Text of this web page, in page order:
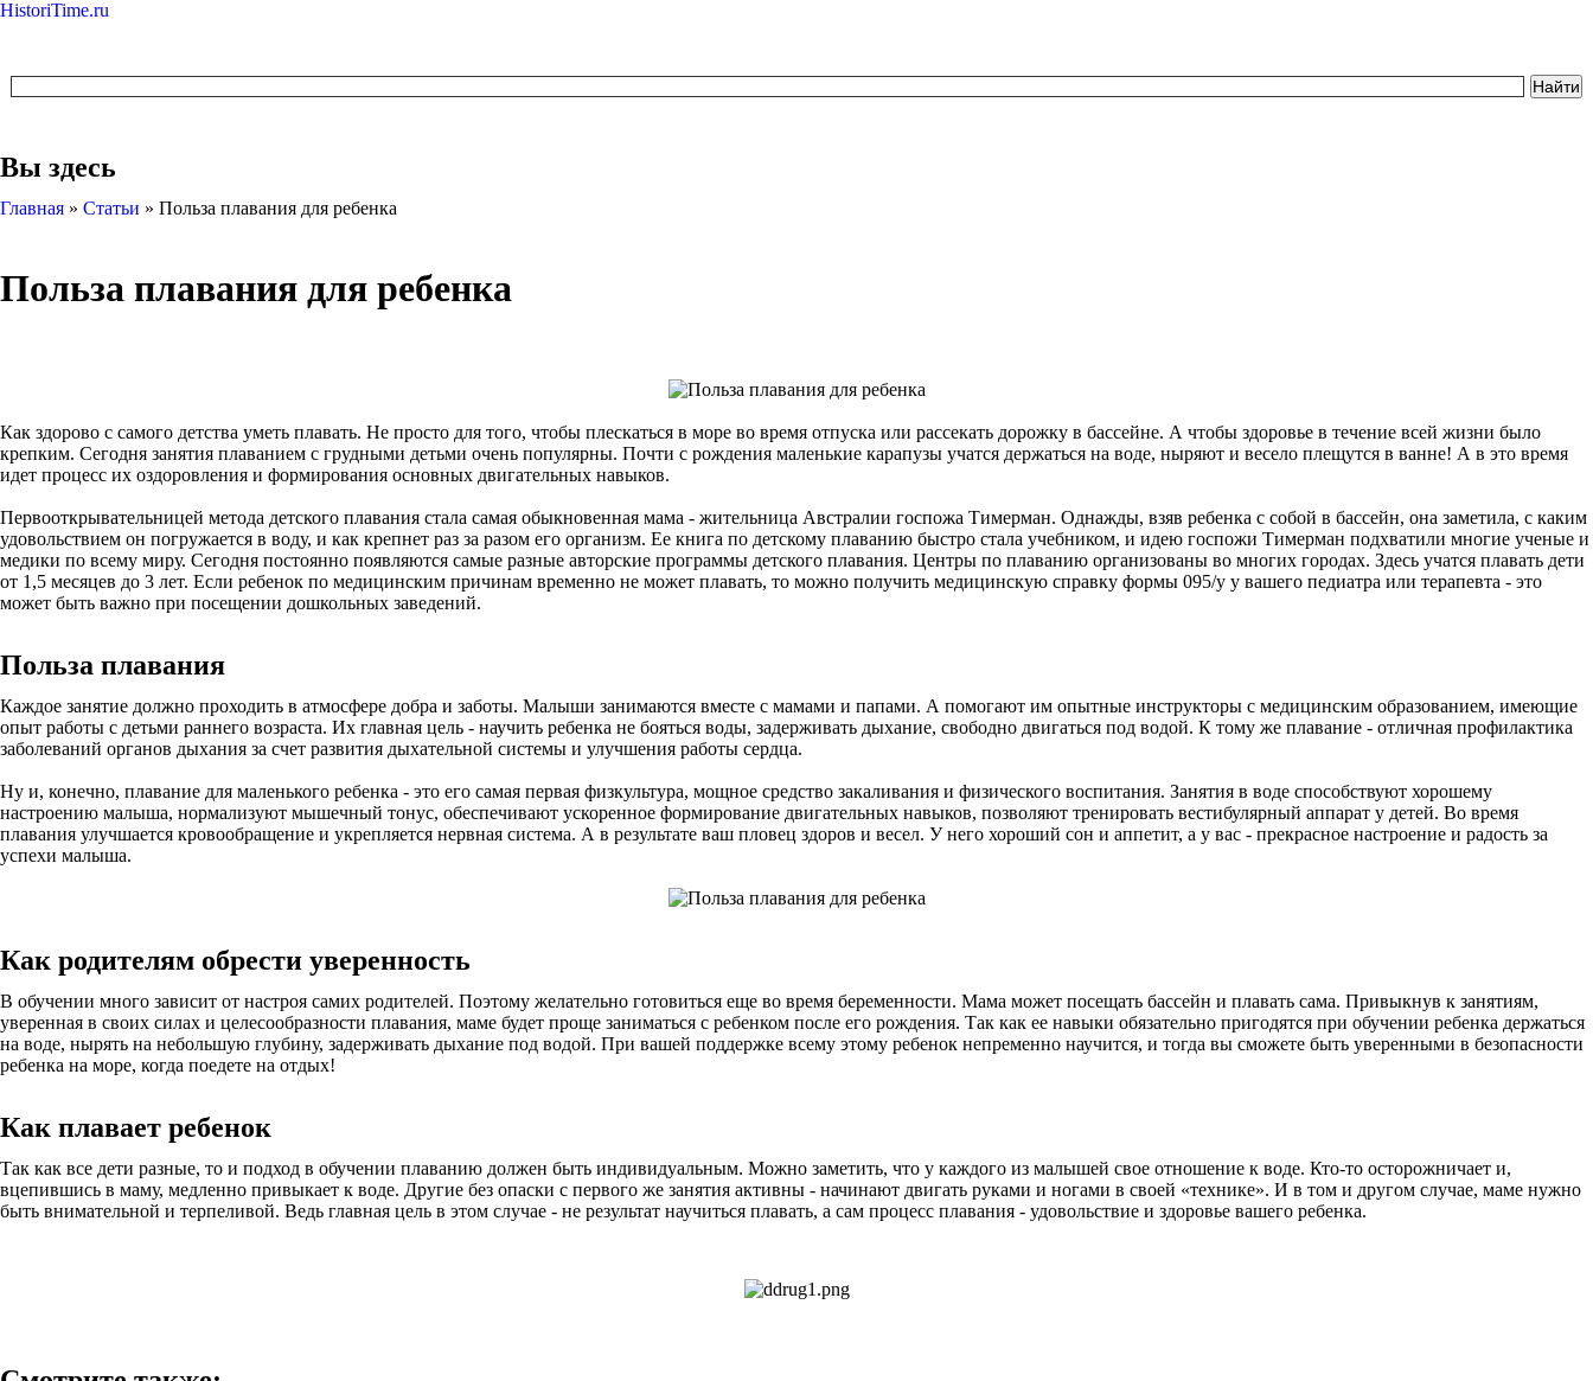
HistoriTime.ru
Вы здесь
Главная » Статьи » Польза плавания для ребенка
Польза плавания для ребенка
Как здорово с самого детства уметь плавать. Не просто для того, чтобы плескаться в море во время отпуска или рассекать дорожку в бассейне. А чтобы здоровье в течение всей жизни было
крепким. Сегодня занятия плаванием с грудными детьми очень популярны. Почти с рождения маленькие карапузы учатся держаться на воде, ныряют и весело плещутся в ванне! А в это время
идет процесс их оздоровления и формирования основных двигательных навыков.
Первооткрывательницей метода детского плавания стала самая обыкновенная мама - жительница Австралии госпожа Тимерман. Однажды, взяв ребенка с собой в бассейн, она заметила, с каким
удовольствием он погружается в воду, и как крепнет раз за разом его организм. Ее книга по детскому плаванию быстро стала учебником, и идею госпожи Тимерман подхватили многие ученые и
медики по всему миру. Сегодня постоянно появляются самые разные авторские программы детского плавания. Центры по плаванию организованы во многих городах. Здесь учатся плавать дети
от 1,5 месяцев до 3 лет. Если ребенок по медицинским причинам временно не может плавать, то можно получить медицинскую справку формы 095/у у вашего педиатра или терапевта - это
может быть важно при посещении дошкольных заведений.
Польза плавания
Каждое занятие должно проходить в атмосфере добра и заботы. Малыши занимаются вместе с мамами и папами. А помогают им опытные инструкторы с медицинским образованием, имеющие
опыт работы с детьми раннего возраста. Их главная цель - научить ребенка не бояться воды, задерживать дыхание, свободно двигаться под водой. К тому же плавание - отличная профилактика
заболеваний органов дыхания за счет развития дыхательной системы и улучшения работы сердца.
Ну и, конечно, плавание для маленького ребенка - это его самая первая физкультура, мощное средство закаливания и физического воспитания. Занятия в воде способствуют хорошему
настроению малыша, нормализуют мышечный тонус, обеспечивают ускоренное формирование двигательных навыков, позволяют тренировать вестибулярный аппарат у детей. Во время
плавания улучшается кровообращение и укрепляется нервная система. А в результате ваш пловец здоров и весел. У него хороший сон и аппетит, а у вас - прекрасное настроение и радость за
успехи малыша.
Как родителям обрести уверенность
В обучении много зависит от настроя самих родителей. Поэтому желательно готовиться еще во время беременности. Мама может посещать бассейн и плавать сама. Привыкнув к занятиям,
уверенная в своих силах и целесообразности плавания, маме будет проще заниматься с ребенком после его рождения. Так как ее навыки обязательно пригодятся при обучении ребенка держаться
на воде, нырять на небольшую глубину, задерживать дыхание под водой. При вашей поддержке всему этому ребенок непременно научится, и тогда вы сможете быть уверенными в безопасности
ребенка на море, когда поедете на отдых!
Как плавает ребенок
Так как все дети разные, то и подход в обучении плаванию должен быть индивидуальным. Можно заметить, что у каждого из малышей свое отношение к воде. Кто-то осторожничает и,
вцепившись в маму, медленно привыкает к воде. Другие без опаски с первого же занятия активны - начинают двигать руками и ногами в своей «технике». И в том и другом случае, маме нужно
быть внимательной и терпеливой. Ведь главная цель в этом случае - не результат научиться плавать, а сам процесс плавания - удовольствие и здоровье вашего ребенка.